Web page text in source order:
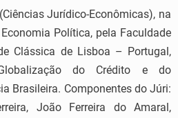
Jurídico-Econômicas), na
Política, pela Faculdade
Clássica de Lisboa – Portugal,
do Crédito e do
Brasileira. Componentes do Júri:
João Ferreira do Amaral,